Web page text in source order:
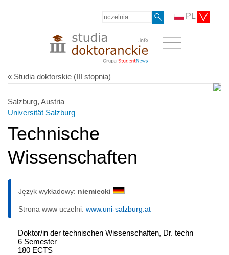
PL
« Studia doktorskie (III stopnia)
Salzburg, Austria
Universität Salzburg
Technische
Wissenschaften
Język wykładowy: niemiecki
Strona www uczelni: www.uni-salzburg.at
Doktor/in der technischen Wissenschaften, Dr. techn
6 Semester
180 ECTS